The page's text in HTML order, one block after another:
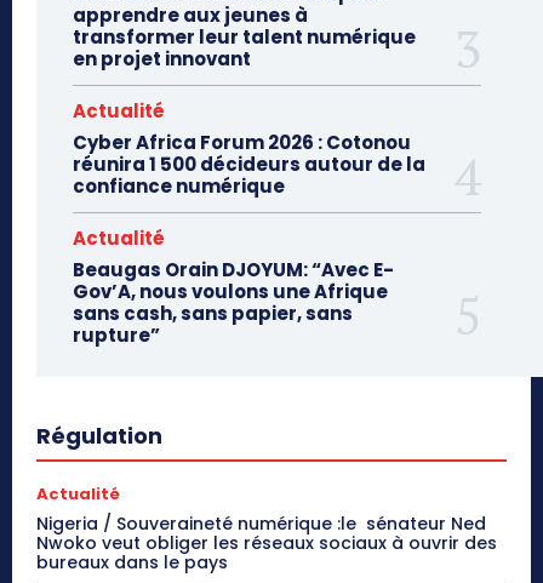
apprendre aux jeunes à
transformer leur talent numérique
en projet innovant
Actualité
Cyber Africa Forum 2026 : Cotonou
réunira 1 500 décideurs autour de la
confiance numérique
Actualité
Beaugas Orain DJOYUM: “Avec E-
Gov’A, nous voulons une Afrique
sans cash, sans papier, sans
rupture”
Régulation
Actualité
Nigeria / Souveraineté numérique :le sénateur Ned
Nwoko veut obliger les réseaux sociaux à ouvrir des
bureaux dans le pays